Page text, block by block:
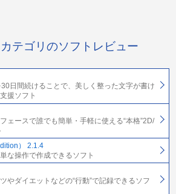
カテゴリのソフトレビュー
日間続けることで、美しく整った文字が書け
援ソフト
ェースで誰でも簡単・手軽に使える“本格”2D/
） 2.1.4
な操作で作成できるソフト
やダイエットなどの“行動”で記録できるソフ